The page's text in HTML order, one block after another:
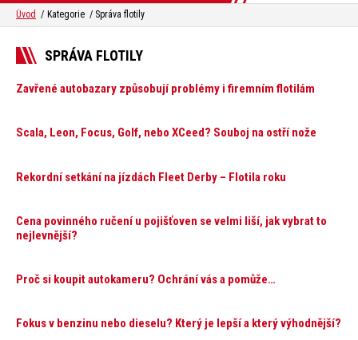
Úvod Kategorie Správa flotily
SPRÁVA FLOTILY
Zavřené autobazary způsobují problémy i firemním flotilám
Scala, Leon, Focus, Golf, nebo XCeed? Souboj na ostří nože
Rekordní setkání na jízdách Fleet Derby – Flotila roku
Cena povinného ručení u pojišťoven se velmi liší, jak vybrat to
nejlevnější?
Proč si koupit autokameru? Ochrání vás a pomůže…
Fokus v benzinu nebo dieselu? Který je lepší a který výhodnější?